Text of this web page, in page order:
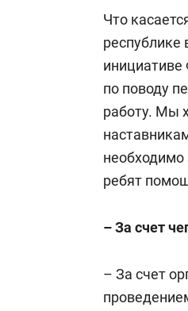
Что
республике
инициативе
по поводу
работу. Мы
необходимо
ребят
– За счет
– За счет